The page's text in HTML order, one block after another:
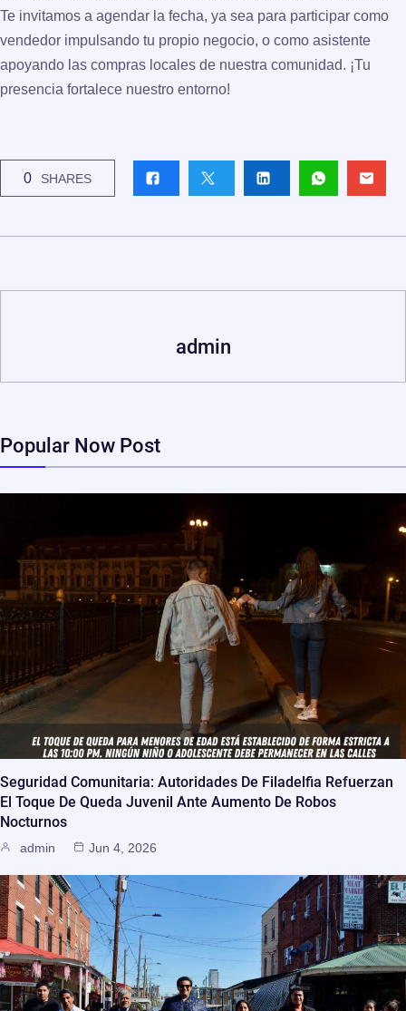
Te invitamos a agendar la fecha, ya sea para participar como
vendedor impulsando tu propio negocio, o como asistente
apoyando las compras locales de nuestra comunidad. ¡Tu
presencia fortalece nuestro entorno!
0 SHARES
admin
Popular Now Post
Seguridad Comunitaria: Autoridades De Filadelfia Refuerzan
El Toque De Queda Juvenil Ante Aumento De Robos
Nocturnos
admin Jun 4, 2026